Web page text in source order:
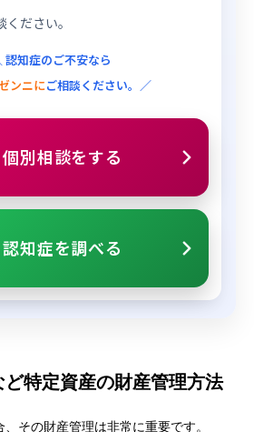
ださい。
認知症のご不安なら
ンニにご相談ください。／
個別相談をする
認知症を調べる
特定資産の財産管理方法
その財産管理は非常に重要です。